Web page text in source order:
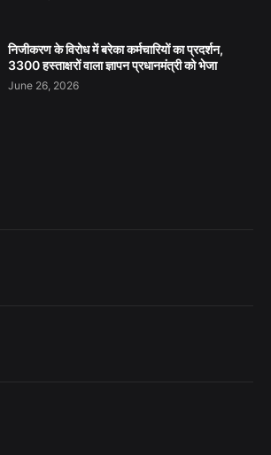
निजीकरण के विरोध में बरेका कर्मचारियों का प्रदर्शन,
3300 हस्ताक्षरों वाला ज्ञापन प्रधानमंत्री को भेजा
June 26, 2026